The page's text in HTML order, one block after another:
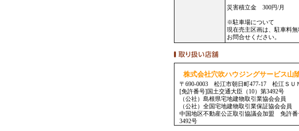
災害積立金 300円/月
※駐車場について
現在売主区画は、駐車料
お問合せください。
株式会社穴吹ハウジングサービス山
〒690-0003 松江市朝日町477-17 松江ＳＵ
[免許番号]国土交通大臣（10）第3492号
（公社）島根県宅地建物取引業協会会員
（公社）全国宅地建物取引業保証協会会員
中国地区不動産公正取引協議会加盟 免許番
3492号